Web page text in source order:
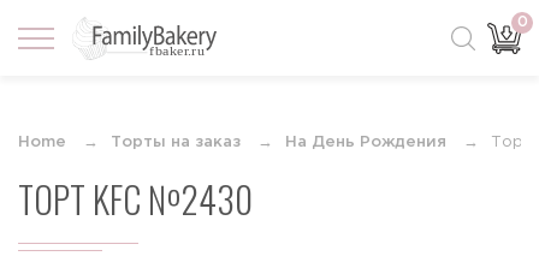
0
Home Торты на заказ На День Рождения
ТОРТ KFC №2430